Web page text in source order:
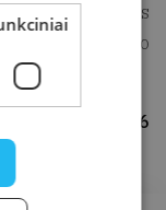
sukilėlių kovos
1991, balandžio
Kanarskas, 2006